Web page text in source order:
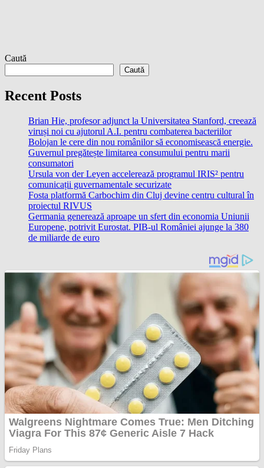
Caută
Caută
Recent Posts
Brian Hie, profesor adjunct la Universitatea Stanford, creează
viruși noi cu ajutorul A.I. pentru combaterea bacteriilor
Bolojan le cere din nou românilor să economisească energie.
Guvernul pregătește limitarea consumului pentru marii
consumatori
Ursula von der Leyen accelerează programul IRIS² pentru
comunicații guvernamentale securizate
Fosta platformă Carbochim din Cluj devine centru cultural în
proiectul RIVUS
Germania generează aproape un sfert din economia Uniunii
Europene, potrivit Eurostat. PIB-ul României ajunge la 380
de miliarde de euro